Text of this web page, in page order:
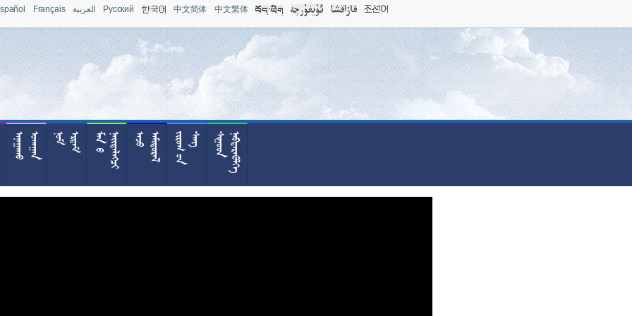
Français العربية Pусский 中文简体 中文繁体











  





  












 








  







 














